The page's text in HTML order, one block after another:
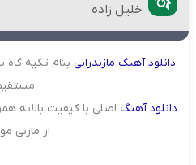
خلیل زاده
دانلودآهنگ مازندرانی بنام تکیه گاه
دانلودآهنگ اصلی با کیفیت بالا به
از مازنی